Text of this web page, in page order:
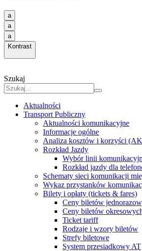
a
a
a
Kontrast
Szukaj
Aktualności
Transport Publiczny
Aktualności komunikacyjne
Informacje ogólne
Analiza kosztów i korzyści
Rozkład Jazdy
Wybór linii
Rozkład jazdy dla
Schematy sieci komunikacji
Wykaz przystanków
Bilety i opłaty (tickets & fares)
Ceny biletów
Ceny biletów
Ticket tariff
Rodzaje i wzory biletów
Strefy biletowe
System przesiadkowy AT